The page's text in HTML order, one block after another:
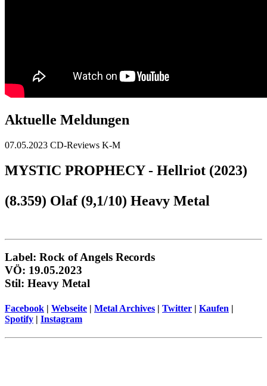
Aktuelle Meldungen
07.05.2023 CD-Reviews K-M
MYSTIC PROPHECY - Hellriot (2023)
(8.359) Olaf (9,1/10) Heavy Metal
Label: Rock of Angels Records
VÖ: 19.05.2023
Stil: Heavy Metal
Facebook | Webseite | Metal Archives | Twitter | Kaufen |
Spotify | Instagram